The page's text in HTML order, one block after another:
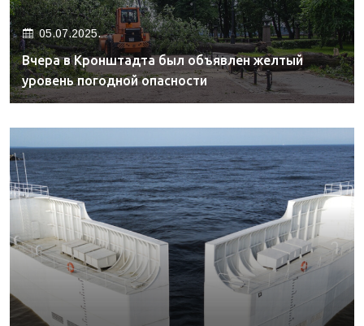
05.07.2025.
Вчера в Кронштадта был объявлен желтый
уровень погодной опасности